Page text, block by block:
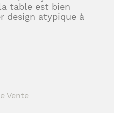
table est bien
design atypique à
Vente